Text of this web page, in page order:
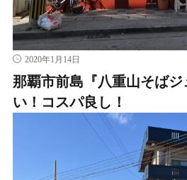
2020年1月14日
那覇市前島『八重山そば
い！コスパ良し！